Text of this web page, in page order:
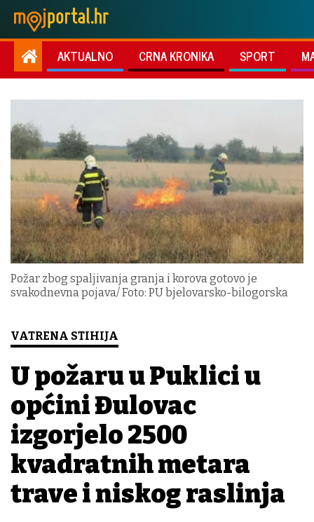
AKTUALNO CRNA KRONIKA SPORT
Požar zbog spaljivanja granja i korova gotovo je
svakodnevna pojava/ Foto: PU bjelovarsko-bilogorska
VATRENA STIHIJA
U požaru u Puklici u
općini Đulovac
izgorjelo 2500
kvadratnih metara
trave i niskog raslinja